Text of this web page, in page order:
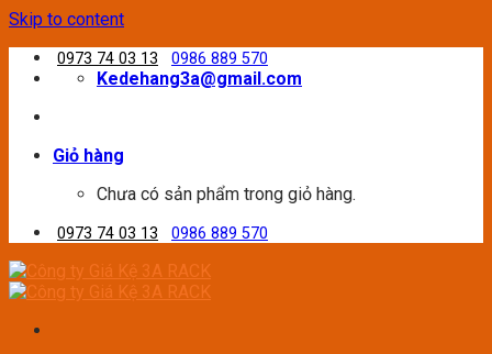
Skip to content
0973 74 03 13 0986 889 570
Kedehang3a@gmail.com
Giỏ hàng
Chưa có sản phẩm trong giỏ hàng.
0973 74 03 13 0986 889 570